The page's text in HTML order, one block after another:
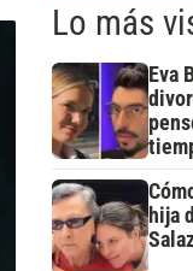
Lo más
Eva
hija